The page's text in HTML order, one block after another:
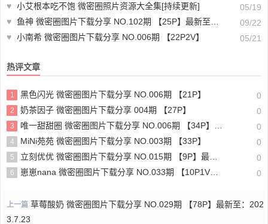
♥ 小艾根本吃不饱 微密圈照片资源大全集[持续更新]
05/19
♥
鱼神 微密圈图片下载分享 NO.102期 【25P】最新至：2024.9.17
09/22
♥ 小南希 微密圈图片下载分享 NO.006期 【22P2V】 05/21
热评文章
1 黑色闪光 微密圈图片下载分享 NO.006期 【21P】 0
2 奶茶因子 微密圈图片下载分享 004期 【27P】 0
3 唯一甜甜圈 微密圈图片下载分享 NO.006期 【34P】最新至：2023.10.26 0
4 MiNi苑苑 微密圈图片下载分享 NO.003期 【33P】 0
5 立刻优优 微密圈图片下载分享 NO.015期 【9P】最新至：2025.2.26 0
6 崽崽nana 微密圈图片下载分享 NO.033期 【10P1V】最新至：2023.10.28 0
上一篇 草莓酸奶 微密圈图片下载分享 NO.029期 【78P】最新至：202
3.7.23